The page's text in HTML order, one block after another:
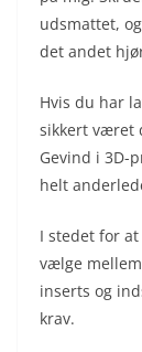
udsmattet,
det andet
Hvis du har
sikkert været
Gevind i 3D-
helt
I stedet for
vælge
inserts og
krav.